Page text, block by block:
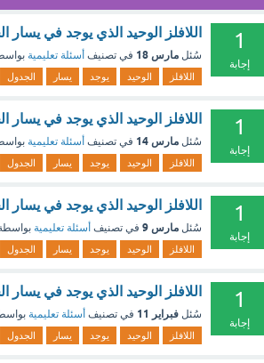
1
إجابة
اللافلز الوحيد الذي يوجد في
سُئل مارس 18 في تصنيف أسئلة تعليمية
اللافلز الوحيد يوجد يسار الجدول
1
إجابة
اللافلز الوحيد الذي يوجد في
سُئل مارس 14 في تصنيف أسئلة تعليمية
اللافلز الوحيد يوجد يسار الجدول
1
إجابة
اللافلز الوحيد الذي يوجد في
سُئل مارس 9 في تصنيف أسئلة تعليمية
اللافلز الوحيد يوجد يسار الجدول
1
إجابة
اللافلز الوحيد الذي يوجد في
سُئل فبراير 11 في تصنيف أسئلة تعليمية
اللافلز الوحيد يوجد يسار الجدول